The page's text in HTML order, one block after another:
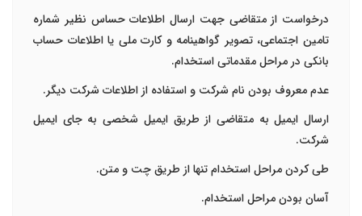
درخواست از متقاضی جهت ارسال اطلاعات حساس نظیر شماره
تامین اجتماعی، تصویر گواهینامه و کارت ملی یا اطلاعات حساب
بانکی در مراحل مقدماتی استخدام.
عدم معروف بودن نام شرکت و استفاده از اطلاعات شرکت دیگر.
ارسال ایمیل به متقاضی از طریق ایمیل شخصی به جای ایمیل
شرکت.
طی کردن مراحل استخدام تنها از طریق چت و متن.
آسان بودن مراحل استخدام.